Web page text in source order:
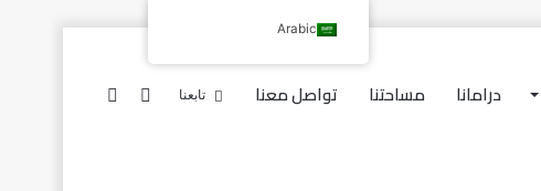
درامانا مساحتنا تواصل معنا إضافة تابعنا
Arabic